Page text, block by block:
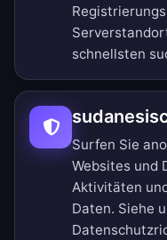
schnellsten
Surfen Sie
Websites und
Aktivitäten
Daten. Siehe